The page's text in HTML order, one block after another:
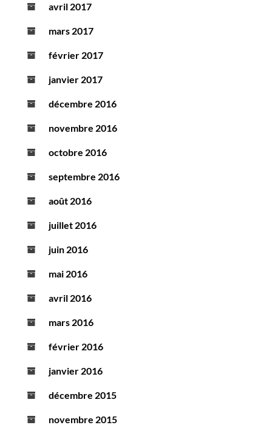
avril 2017
mars 2017
février 2017
janvier 2017
décembre 2016
novembre 2016
octobre 2016
septembre 2016
août 2016
juillet 2016
juin 2016
mai 2016
avril 2016
mars 2016
février 2016
janvier 2016
décembre 2015
novembre 2015